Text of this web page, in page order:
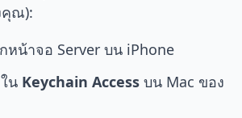
คุณ):
หน้าจอ Server บน iPhone
น Keychain Access บน Mac ของ